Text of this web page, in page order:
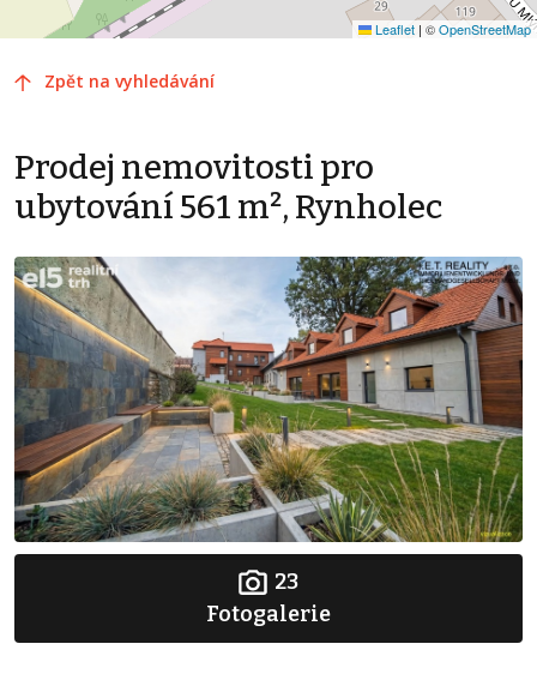
Leaflet | ©OpenStreetMap
Zpět na vyhledávání
Prodej nemovitosti pro
ubytování 561 m², Rynholec
23
Fotogalerie